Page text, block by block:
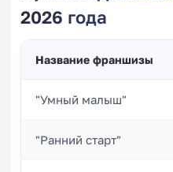
2026 года
Название франшизы
"Умный малыш"
"Ранний старт"